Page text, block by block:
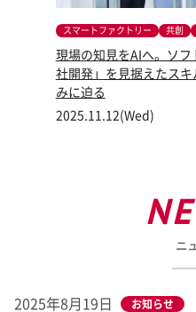
スマートファクトリー 共創
現場の知見をAIへ。ソフ
社開発」を見据えたス
みに迫る
2025.11.12(Wed)
ニ
2025年8月19日 お知らせ